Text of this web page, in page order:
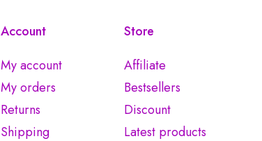
Account
My account
My orders
Returns
Shipping
Store
Affiliate
Bestsellers
Discount
Latest products